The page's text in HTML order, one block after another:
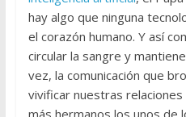
hay algo que ninguna
el corazón humano. Y así
circular la sangre y
vez, la comunicación que
vivificar nuestras
más hermanos los unos de